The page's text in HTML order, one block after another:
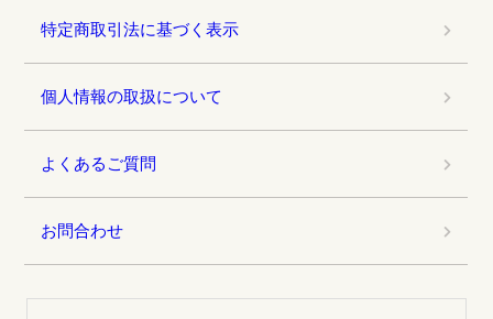
特定商取引法に基づく表示
個人情報の取扱について
よくあるご質問
お問合わせ